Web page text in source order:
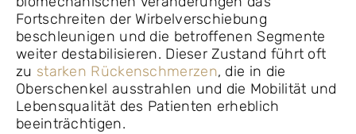
Fortschreiten der Wirbelverschiebung
beschleunigen und die betroffenen Segmente
weiter destabilisieren. Dieser Zustand führt oft
zu starken Rückenschmerzen, die in die
Oberschenkel ausstrahlen und die Mobilität und
Lebensqualität des Patienten erheblich
beeinträchtigen.